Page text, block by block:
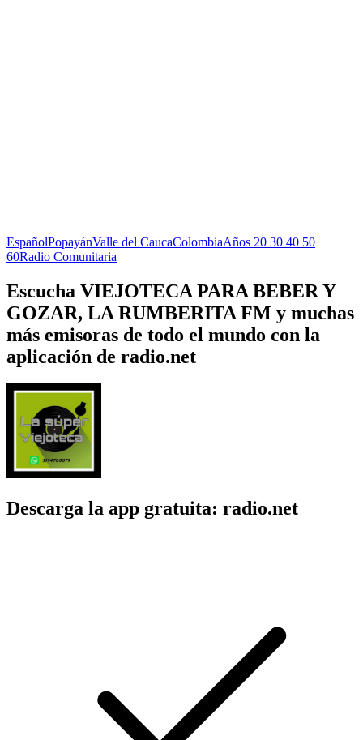
EspañolPopayánValle del CaucaColombiaAños 20 30 40 50
60Radio Comunitaria
Escucha VIEJOTECA PARA BEBER Y
GOZAR, LA RUMBERITA FM y muchas
más emisoras de todo el mundo con la
aplicación de radio.net
Descarga la app gratuita: radio.net